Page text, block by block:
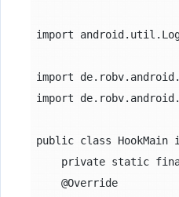
import
import
import
public class HookMain
private static
    @Override